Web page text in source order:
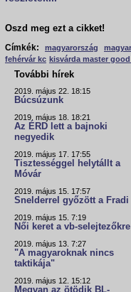
Oszd meg ezt a cikket!
Címkék:
magyarország
fehérvár kc kisvárda master good
További hírek
2019. május 22. 18:15
Búcsúzunk
2019. május 18. 18:21
Az ÉRD lett a bajnoki
negyedik
2019. május 17. 17:55
Tisztességgel helytállt a
Móvár
2019. május 15. 17:57
Snelderrel győzött a Fradi
2019. május 15. 7:19
Női keret a vb-selejtezőkre
2019. május 13. 7:27
"A magyaroknak nincs
taktikája"
2019. május 12. 15:12
Megvan az ötödik BL-